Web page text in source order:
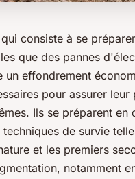
consiste à se
que des pannes
un effondrement
pour assurer
Ils se préparent en
de survie
et les premiers
, notamment